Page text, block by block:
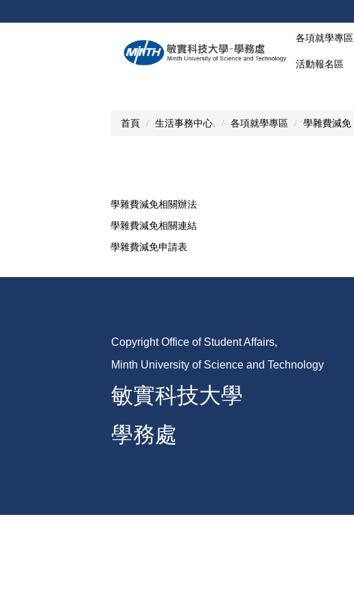
到
各項就學專區
活動報名區
首頁 生活事務中心. 各項就學專區 學雜費減免
學雜費減免相關辦法
學雜費減免相關連結
學雜費減免申請表
Copyright Office of Student Affairs,
Minth University of Science and Technology
敏實科技大學
學務處